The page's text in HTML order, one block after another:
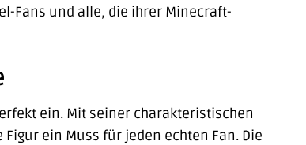
Fans und alle, die ihrer Minecraft-
ein. Mit seiner charakteristischen
ein Muss für jeden echten Fan. Die